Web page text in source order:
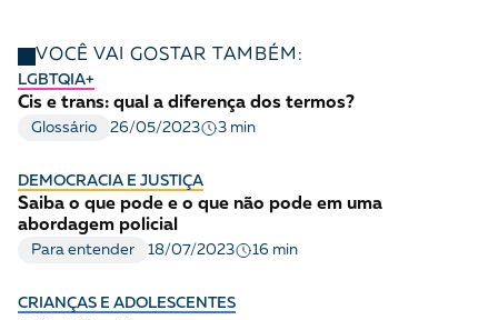
VOCÊ VAI GOSTAR TAMBÉM:
LGBTQIA+
Cis e trans: qual a diferença dos termos?
Glossário 26/05/2023 3 min
DEMOCRACIA E JUSTIÇA
Saiba o que pode e o que não pode em uma
abordagem policial
Para entender 18/07/2023 16 min
CRIANÇAS E ADOLESCENTES